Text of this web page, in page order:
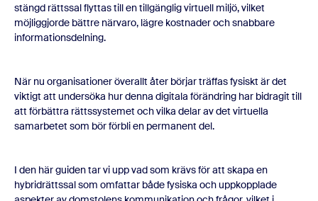
stängd rättssal flyttas till en tillgänglig virtuell miljö, vilket
möjliggjorde bättre närvaro, lägre kostnader och snabbare
informationsdelning.
När nu organisationer överallt åter börjar träffas fysiskt är det
viktigt att undersöka hur denna digitala förändring har bidragit till
att förbättra rättssystemet och vilka delar av det virtuella
samarbetet som bör förbli en permanent del.
I den här guiden tar vi upp vad som krävs för att skapa en
hybridrättssal som omfattar både fysiska och uppkopplade